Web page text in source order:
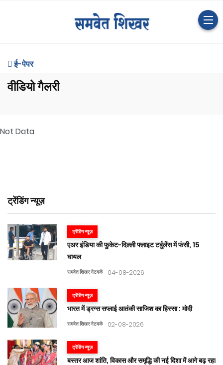
ई-पेपर
वीडियो गैलरी
Not Data
ट्रेंडिंग न्यूज़
ट्रेंडिंग न्यूज़
एअर इंडिया की फुकेट-दिल्ली फ्लाइट टर्बुलेंस में फंसी, 15
घायल
समवेत शिखर नेटवर्क 04-08-2026
ट्रेंडिंग न्यूज़
भारत में ड्रग्स सप्लाई आतंकी साजिश का हिस्सा : मोदी
समवेत शिखर नेटवर्क 02-08-2026
ट्रेंडिंग न्यूज़
बस्तर आज शांति, विकास और समृद्धि की नई दिशा में आगे बढ़ रहा